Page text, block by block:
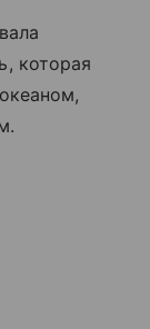
которая